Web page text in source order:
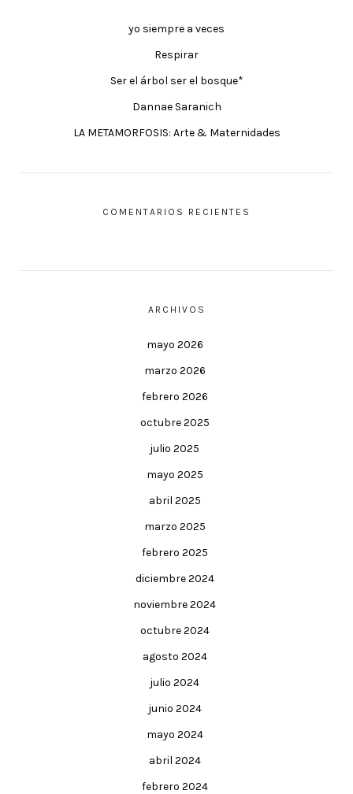
yo siempre a veces
Respirar
Ser el árbol ser el bosque*
Dannae Saranich
LA METAMORFOSIS: Arte & Maternidades
COMENTARIOS RECIENTES
ARCHIVOS
mayo 2026
marzo 2026
febrero 2026
octubre 2025
julio 2025
mayo 2025
abril 2025
marzo 2025
febrero 2025
diciembre 2024
noviembre 2024
octubre 2024
agosto 2024
julio 2024
junio 2024
mayo 2024
abril 2024
febrero 2024